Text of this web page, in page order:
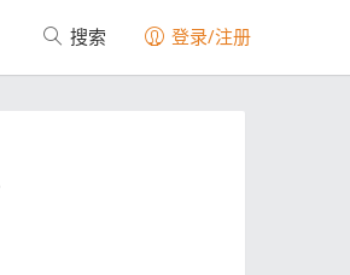
搜索 登录/注册